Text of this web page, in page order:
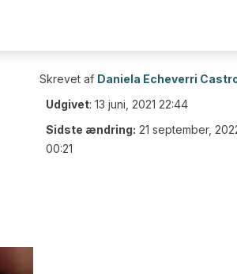
Skrevet af Daniela Echeverri
Udgivet: 13 juni, 2021 22:44
Sidste ændring: 21 september,
00:21